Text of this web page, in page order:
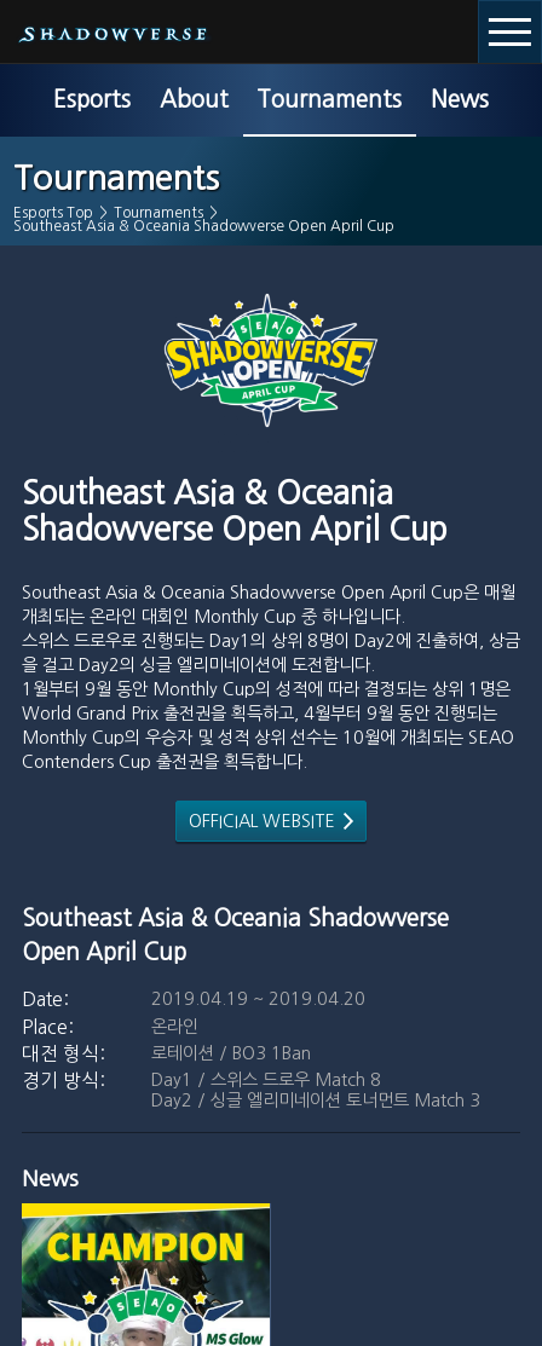
Esports About Tournaments News
Tournaments
Esports Top > Tournaments >
Southeast Asia & Oceania Shadowverse Open April Cup
Southeast Asia & Oceania
Shadowverse Open April Cup
Southeast Asia & Oceania Shadowverse Open April Cup은 매월
개최되는 온라인 대회인 Monthly Cup 중 하나입니다.
스위스 드로우로 진행되는 Day1의 상위 8명이 Day2에 진출하여, 상금
을 걸고 Day2의 싱글 엘리미네이션에 도전합니다.
1월부터 9월 동안 Monthly Cup의 성적에 따라 결정되는 상위 1명은
World Grand Prix 출전권을 획득하고, 4월부터 9월 동안 진행되는
Monthly Cup의 우승자 및 성적 상위 선수는 10월에 개최되는 SEAO
Contenders Cup 출전권을 획득합니다.
OFFICIAL WEBSITE
Southeast Asia & Oceania Shadowverse
Open April Cup
2019.04.19 ~ 2019.04.20
온라인
로테이션 / BO3 1Ban
Day1 / 스위스 드로우 Match 8
Day2 / 싱글 엘리미네이션 토너먼트 Match 3
News